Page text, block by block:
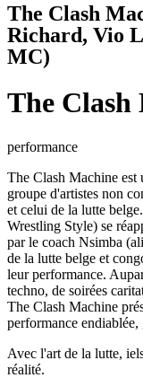
The Clash
Richard, Vio
MC)
The Clash
performance
The Clash Machine est
groupe d'artistes non
et celui de la lutte
Wrestling Style) se
par le coach Nsimba
de la lutte belge et
leur performance.
techno, de soirées
The Clash Machine
performance
Avec l'art de la lutte,
réalité.